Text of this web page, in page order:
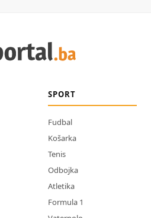
SPORT
Fudbal
Košarka
Tenis
Odbojka
Atletika
Formula 1